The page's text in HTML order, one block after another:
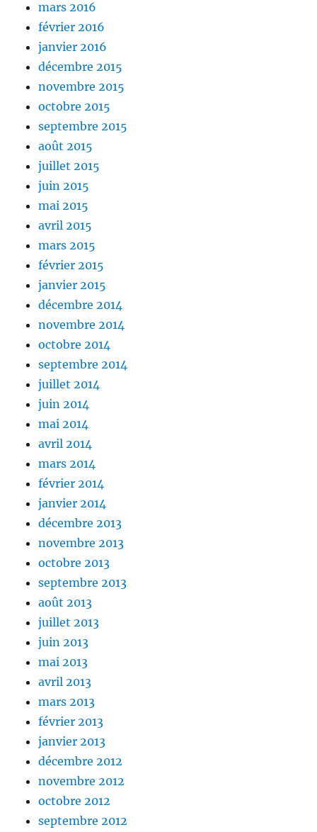
mars 2016
février 2016
janvier 2016
décembre 2015
novembre 2015
octobre 2015
septembre 2015
août 2015
juillet 2015
juin 2015
mai 2015
avril 2015
mars 2015
février 2015
janvier 2015
décembre 2014
novembre 2014
octobre 2014
septembre 2014
juillet 2014
juin 2014
mai 2014
avril 2014
mars 2014
février 2014
janvier 2014
décembre 2013
novembre 2013
octobre 2013
septembre 2013
août 2013
juillet 2013
juin 2013
mai 2013
avril 2013
mars 2013
février 2013
janvier 2013
décembre 2012
novembre 2012
octobre 2012
septembre 2012